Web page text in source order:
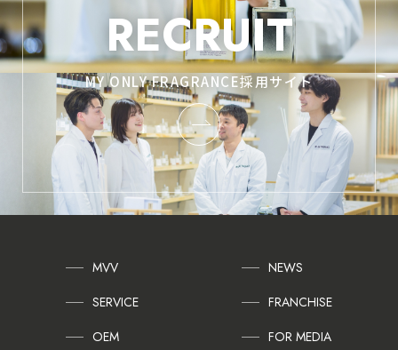
RECRUIT
MY ONLY FRAGRANCE採用サイト
MVV
SERVICE
OEM
NEWS
FRANCHISE
FOR MEDIA